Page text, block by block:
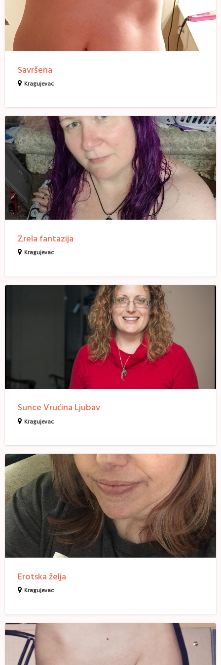
Savršena
Kragujevac
Zrela
fantazija
Zrela fantazija
Kragujevac
Sunce
Sunce Vrućina Ljubav
Kragujevac
Erotska
želja
Erotska želja
Kragujevac
Dragana